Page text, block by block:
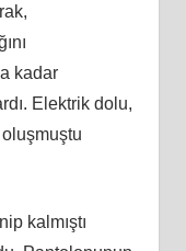
kadar
Elektrik dolu,
kalmıştı